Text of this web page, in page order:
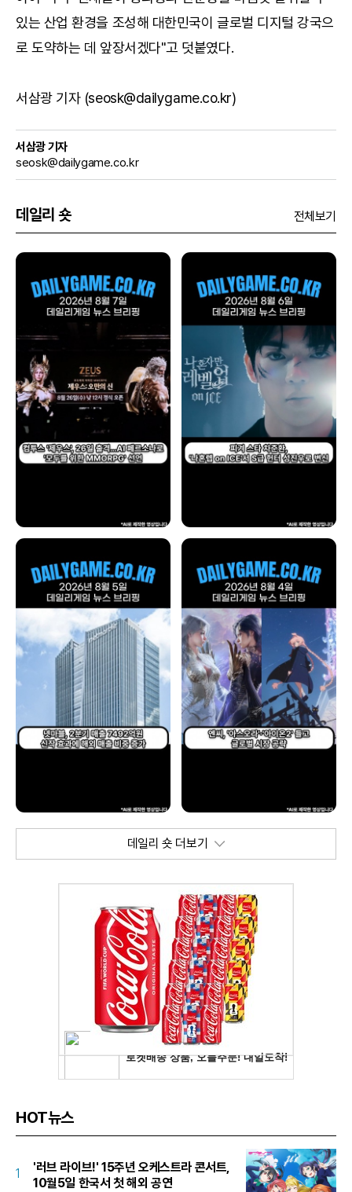
있는 산업 환경을 조성해 대한민국이 글로벌 디지털 강국으
로 도약하는 데 앞장서겠다"고 덧붙였다.
서삼광 기자 (seosk@dailygame.co.kr)
서삼광 기자
seosk@dailygame.co.kr
데일리 숏 전체보기
데일리 숏 더보기
HOT뉴스
1
'러브 라이브!' 15주년 오케스트라 콘서트,
10월5일 한국서 첫 해외 공연